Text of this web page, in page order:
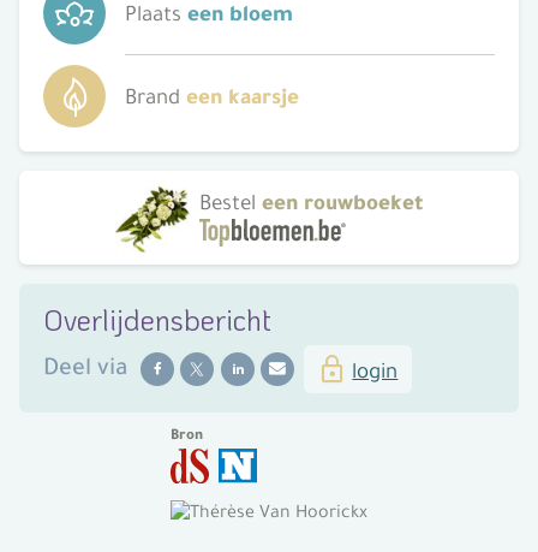
Plaats een bloem
Brand een kaarsje
Bestel een rouwboeket
Overlijdensbericht
Deel via login
Bron